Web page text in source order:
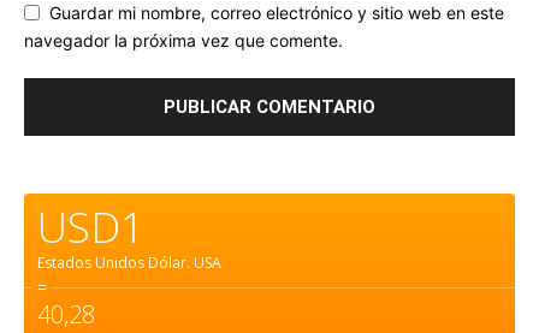
Guardar mi nombre, correo electrónico y sitio web en este
navegador la próxima vez que comente.
USD1
Estados Unidos Dólar. USA
=
40,28